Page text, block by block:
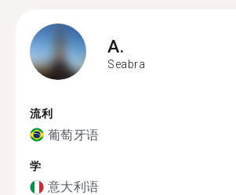
A.
Seabra
流利
葡萄牙语
学
意大利语